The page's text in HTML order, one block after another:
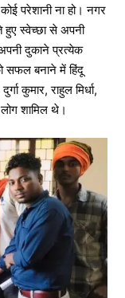
परेशानी ना हो। नगर
स्वेच्छा से अपनी
दुकाने प्रत्येक
सफल बनाने में हिंदू
कुमार, राहुल मिर्धा,
शामिल थे।